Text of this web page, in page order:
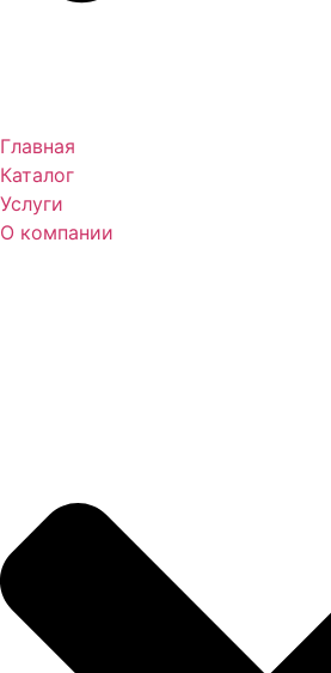
Главная
Каталог
Услуги
О компании